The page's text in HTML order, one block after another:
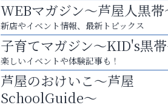
あなたらしく奏でる、音楽の時間
阪神相続相談協会
WEBマガジン～芦屋人黒帯
新店やイベント情報、最新トピックス
子育てマガジン～KID's黒
楽しいイベントや体験記事も！
芦屋のおけいこ～芦屋
SchoolGuide～